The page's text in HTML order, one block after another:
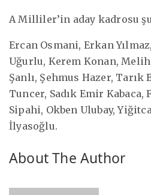
A Milliler’in aday kadrosu
Ercan Osmani, Erkan
Uğurlu, Kerem Konan,
Şanlı, Şehmus Hazer,
Tuncer, Sadık Emir Kabaca,
Sipahi, Okben Ulubay,
İlyasoğlu.
About The Author